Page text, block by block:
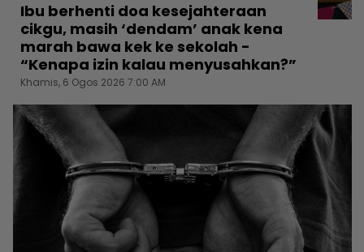
Ibu berhenti doa kesejahteraan
cikgu, masih ‘dendam’ anak kena
marah bawa kek ke sekolah -
“Kenapa izin kalau menyusahkan?”
Khamis, 6 Ogos 2026 7:00 AM